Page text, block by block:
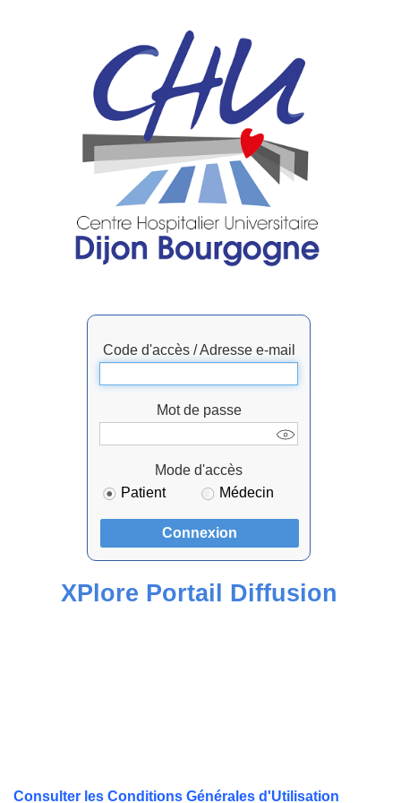
Code d'accès / Adresse e-mail
Mot de passe
Mode d'accès
Patient
Médecin
Connexion
XPlore Portail Diffusion
Consulter les Conditions Générales d'Utilisation